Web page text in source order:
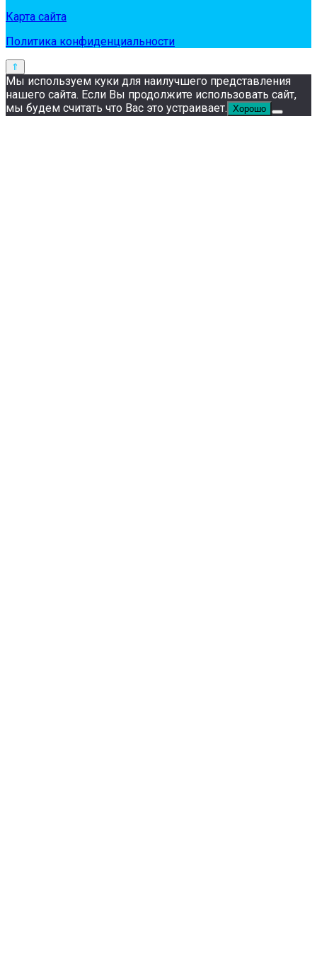
Карта сайта
Политика конфиденциальности
Мы используем куки для наилучшего представления
нашего сайта. Если Вы продолжите использовать сайт,
мы будем считать что Вас это устраивает. Хорошо